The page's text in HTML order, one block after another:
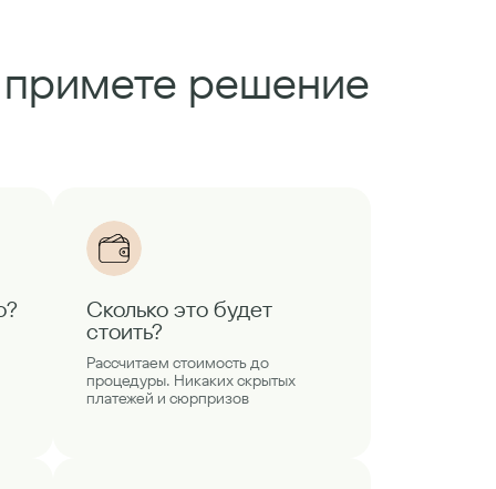
примете решение
Сколько это будет
стоить?
Рассчитаем стоимость до
процедуры. Никаких скрытых
платежей и сюрпризов